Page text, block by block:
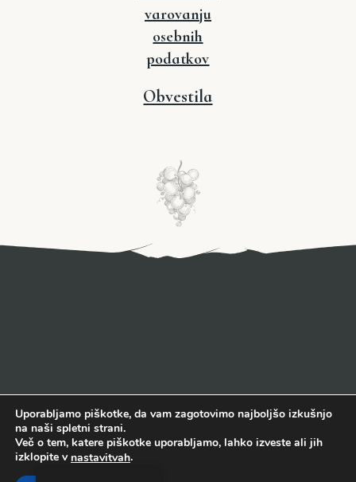
varovanju
osebnih
podatkov
Obvestila
Uporabljamo piškotke, da vam zagotovimo najboljšo izkušnjo
na naši spletni strani.
Več o tem, katere piškotke uporabljamo, lahko izveste ali jih
izklopite v nastavitvah.